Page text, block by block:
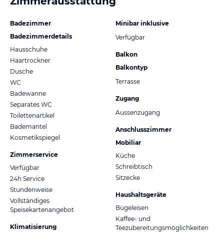
Badezimmer
Badezimmerdetails
Hausschuhe
Haartrockner
Dusche
WC
Badewanne
Separates WC
Toilettenartikel
Bademantel
Kosmetikspiegel
Zimmerservice
Verfügbar
24h Service
Stundenweise
Vollständiges
Speisekartenangebot
Klimatisierung
Minibar inklusive
Verfügbar
Balkon
Balkontyp
Terrasse
Zugang
Aussenzugang
Anschlusszimmer
Mobiliar
Küche
Schreibtisch
Sitzecke
Haushaltsgeräte
Bügeleisen
Kaffee- und
Teezubereitungsmöglichkeiten